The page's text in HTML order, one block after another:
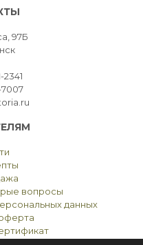
97Б
2341
7007
вопросы
данных